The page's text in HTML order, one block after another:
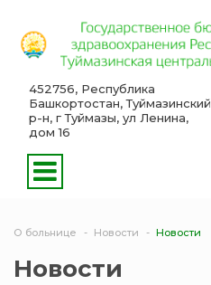
452756, Республика
Башкортостан, Туймазинский
р-н, г Туймазы, ул Ленина,
дом 16
О больнице Новости Новости
Новости